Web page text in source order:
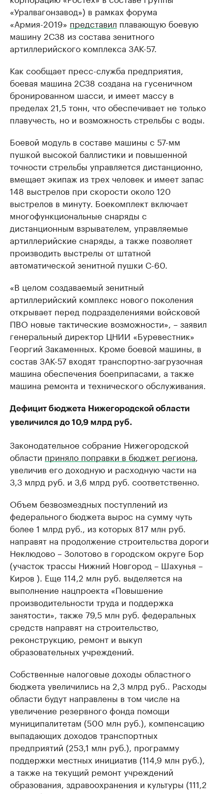
«Уралвагонзавод») в рамках форума
«Армия-2019» представил плавающую боевую
машину 2С38 из состава зенитного
артиллерийского комплекса ЗАК-57.
Как сообщает пресс-служба предприятия,
боевая машина 2С38 создана на гусеничном
бронированном шасси, и имеет массу в
пределах 21,5 тонн, что обеспечивает не только
плавучесть, но и возможность стрельбы с воды.
Боевой модуль в составе машины с 57-мм
пушкой высокой баллистики и повышенной
точности стрельбы управляется дистанционно,
вмещает экипаж из трех человек и имеет запас
148 выстрелов при скорости около 120
выстрелов в минуту. Боекомплект включает
многофункциональные снаряды с
дистанционным взрывателем, управляемые
артиллерийские снаряды, а также позволяет
производить выстрелы от штатной
автоматической зенитной пушки С-60.
«В целом создаваемый зенитный
артиллерийский комплекс нового поколения
открывает перед подразделениями войсковой
ПВО новые тактические возможности», – заявил
генеральный директор ЦНИИ «Буревестник»
Георгий Закаменных. Кроме боевой машины, в
состав ЗАК-57 входят транспортно-загрузочная
машина обеспечения боеприпасами, а также
машина ремонта и технического обслуживания.
Дефицит бюджета Нижегородской области
увеличился до 10,9 млрд руб.
Законодательное собрание Нижегородской
области приняло поправки в бюджет региона,
увеличив его доходную и расходную части на
3,3 млрд руб. и 3,6 млрд руб. соответственно.
Объем безвозмездных поступлений из
федерального бюджета вырос на сумму чуть
более 1 млрд руб., из которых 817 млн руб.
направят на продолжение строительства дороги
Неклюдово – Золотово в городском округе Бор
(участок трассы Нижний Новгород – Шахунья –
Киров ). Еще 114,2 млн руб. выделяется на
выполнение нацпроекта «Повышение
производительности труда и поддержка
занятости», также 79,5 млн руб. федеральных
средств направят на строительство,
реконструкцию, ремонт и выкуп
образовательных учреждений.
Собственные налоговые доходы областного
бюджета увеличились на 2,3 млрд руб.. Расходы
области будут направлены в том числе на
увеличение резервного фонда помощи
муниципалитетам (500 млн руб.), компенсацию
выпадающих доходов транспортных
предприятий (253,1 млн руб.), программу
поддержки местных инициатив (114,9 млн руб.),
а также на текущий ремонт учреждений
образования, здравоохранения и культуры (111,2